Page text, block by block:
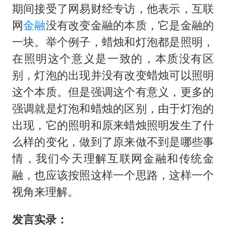
“天津之眼”摩天轮附近2人落水
儿科医生漏诊获刑：我认错但不能认罪
如何把百年大党建设得更加坚强有力
银行午休1.5小时 留个窗口行不行
余承东口误将24999元电脑报成2499
小伙靠AI减肥 45天瘦40斤进了ICU
李嫣近照曝光
嘲讽周星驰无儿女没朋友 李修贤道歉
总书记关心百姓身边这些民生大事
期间接受了网易财经专访，他表示，互联
网金融没有改变金融的本质，它是金融的
一块。举个例子，蜡烛和灯泡都是照明，
在照明这个意义是一致的，本质没有区
别，灯泡的出现并没有改变蜡烛可以照明
这个本质。但是强调这个有意义，更多的
强调就是灯泡和蜡烛的区别，由于灯泡的
出现，它的照明和原来蜡烛照明发生了什
么样的变化，做到了原来做不到是哪些事
情，我们今天理解互联网金融和传统金
融，也应该按照这样一个思路，这样一个
视角来理解。
发言实录：